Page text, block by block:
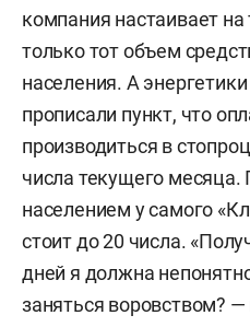
компания настаивает
только тот объем
населения. А
прописали пункт, что
производиться в
числа текущего месяца.
населением у самого
стоит до 20 числа.
дней я должна
заняться воровством?